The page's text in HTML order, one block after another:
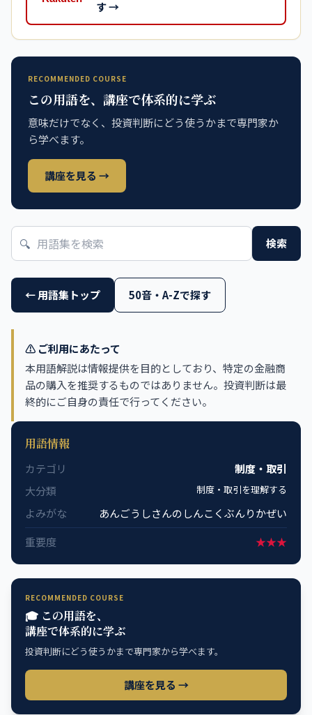
す →
RECOMMENDED COURSE
この用語を、講座で体系的に学ぶ
意味だけでなく、投資判断にどう使うかまで専門家か
ら学べます。
講座を見る →
🔍 検索
← 用語集トップ 50音・A-Zで探す
⚠️ ご利用にあたって
本用語解説は情報提供を目的としており、特定の金融商
品の購入を推奨するものではありません。投資判断は最
終的にご自身の責任で行ってください。
用語情報
カテゴリ
制度・取引
大分類
制度・取引を理解する
よみがな
あんごうしさんのしんこくぶんりかぜい
重要度
★★★
RECOMMENDED COURSE
🎓 この用語を、
講座で体系的に学ぶ
投資判断にどう使うかまで専門家から学べます。
講座を見る →